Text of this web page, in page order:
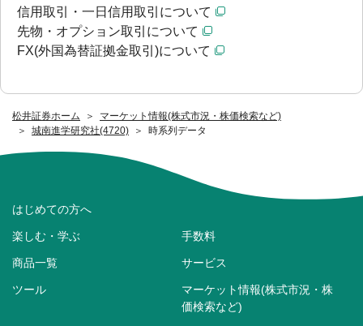
松井証券ホーム
マーケット情報(株式市況・株価検索など)
城南進学研究社(4720)
時系列データ
信用取引・一日信用取引について
先物・オプション取引について
FX(外国為替証拠金取引)について
はじめての方へ
楽しむ・学ぶ 手数料
商品一覧 サービス
ツール
マーケット情報(株式市況・株
価検索など)